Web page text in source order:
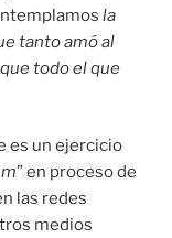
la
tanto amó al
todo el que
es un ejercicio
” en proceso de
las redes
medios